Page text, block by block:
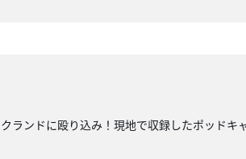
ランドに殴り込み！現地で収録したポッドキ